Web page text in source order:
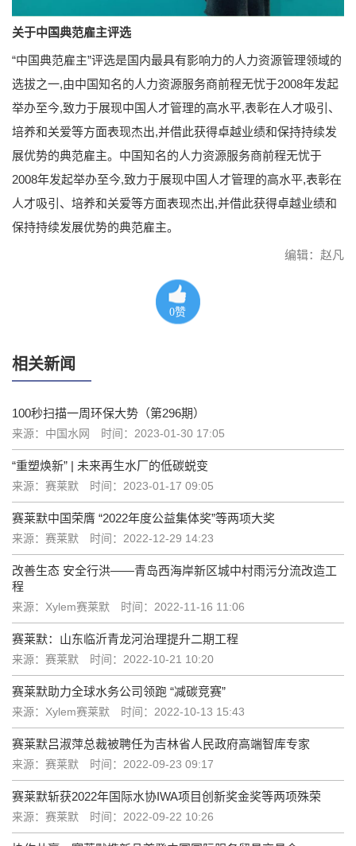
关于中国典范雇主评选
“中国典范雇主”评选是国内最具有影响力的人力资源管理领域的
选拔之一,由中国知名的人力资源服务商前程无忧于2008年发起
举办至今,致力于展现中国人才管理的高水平,表彰在人才吸引、
培养和关爱等方面表现杰出,并借此获得卓越业绩和保持持续发
展优势的典范雇主。中国知名的人力资源服务商前程无忧于
2008年发起举办至今,致力于展现中国人才管理的高水平,表彰在
人才吸引、培养和关爱等方面表现杰出,并借此获得卓越业绩和
保持持续发展优势的典范雇主。
编辑：赵凡
0赞
相关新闻
100秒扫描一周环保大势（第296期）
来源：中国水网 时间：2023-01-30 17:05
“重塑焕新” | 未来再生水厂的低碳蜕变
来源：赛莱默 时间：2023-01-17 09:05
赛莱默中国荣膺 “2022年度公益集体奖”等两项大奖
来源：赛莱默 时间：2022-12-29 14:23
改善生态 安全行洪——青岛西海岸新区城中村雨污分流改造工
程
来源：Xylem赛莱默 时间：2022-11-16 11:06
赛莱默：山东临沂青龙河治理提升二期工程
来源：赛莱默 时间：2022-10-21 10:20
赛莱默助力全球水务公司领跑 “减碳竞赛”
来源：Xylem赛莱默 时间：2022-10-13 15:43
赛莱默吕淑萍总裁被聘任为吉林省人民政府高端智库专家
来源：赛莱默 时间：2022-09-23 09:17
赛莱默斩获2022年国际水协IWA项目创新奖金奖等两项殊荣
来源：赛莱默 时间：2022-09-22 10:26